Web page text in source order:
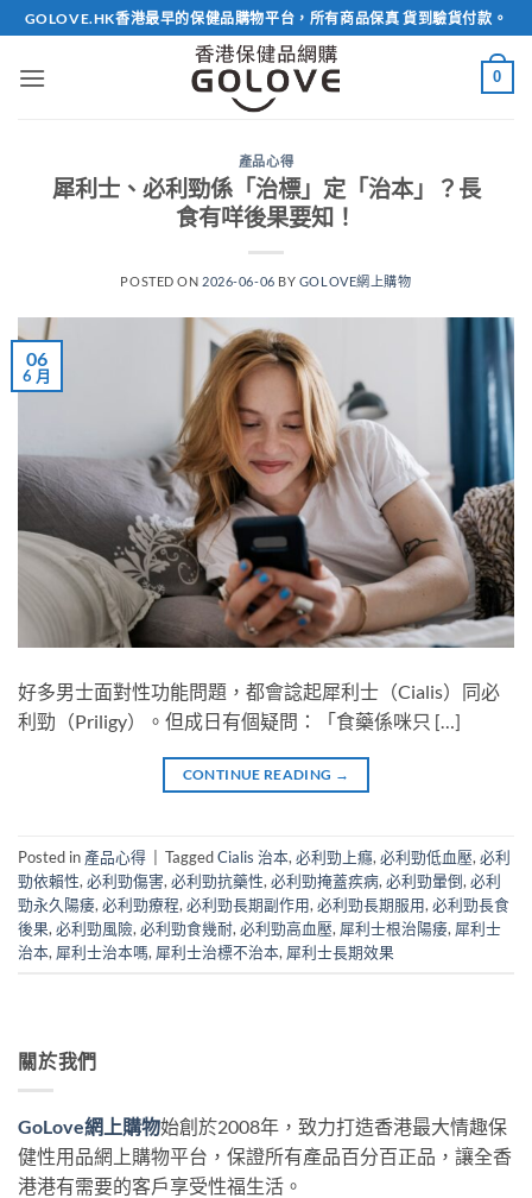
Skip
to
content
GOLOVE.HK香港最早的保健品購物平台，所有商品保真 貨到驗貨付款。
0
產品心得
犀利士、必利勁係「治標」定「治本」？長
食有咩後果要知！
POSTED ON 2026-06-06 BY GOLOVE網上購物
06
6 月
好多男士面對性功能問題，都會諗起犀利士（Cialis）同必
利勁（Priligy）。但成日有個疑問：「食藥係咪只 […]
CONTINUE READING →
Posted in 產品心得 TaggedCialis 治本, 必利勁上癮, 必利勁低血壓, 必利
勁依賴性, 必利勁傷害, 必利勁抗藥性, 必利勁掩蓋疾病, 必利勁暈倒, 必利
勁永久陽痿, 必利勁療程, 必利勁長期副作用, 必利勁長期服用, 必利勁長食
後果, 必利勁風險, 必利勁食幾耐, 必利勁高血壓, 犀利士根治陽痿, 犀利士
治本, 犀利士治本嗎, 犀利士治標不治本, 犀利士長期效果
關於我們
GoLove網上購物始創於2008年，致力打造香港最大情趣保
健性用品網上購物平台，保證所有產品百分百正品，讓全香
港港有需要的客戶享受性福生活。